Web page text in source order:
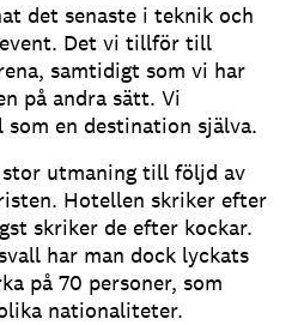
det senaste i teknik och
Det vi tillför till
samtidigt som vi har
på andra sätt. Vi
en destination själva.
utmaning till följd av
Hotellen skriker efter
skriker de efter kockar.
har man dock lyckats
på 70 personer, som
nationaliteter.